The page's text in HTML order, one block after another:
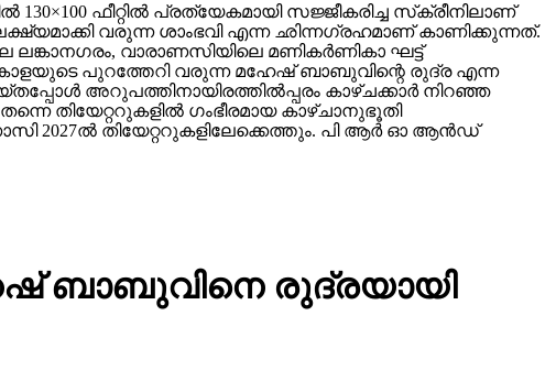
ഫീറ്റിൽ പ്രത്യേകമായി സജ്ജീകരിച്ച സ്‌ക്രീനിലാണ്
വരുന്ന ശാംഭവി എന്ന ഛിന്നഗ്രഹമാണ് കാണിക്കുന്നത്.
വാരാണസിയിലെ മണികര്‍ണികാ ഘട്ട്
പുറത്തേറി വരുന്ന മഹേഷ് ബാബുവിന്റെ രുദ്ര എന്ന
അറുപത്തിനായിരത്തിൽപ്പരം കാഴ്ചക്കാർ നിറഞ്ഞ
തിയേറ്ററുകളില്‍ ഗംഭീരമായ കാഴ്ചാനുഭൂതി
2027ൽ തിയേറ്ററുകളിലേക്കെത്തും. പി ആർ ഓ ആൻഡ്
ബാബുവിനെ രുദ്രയായി